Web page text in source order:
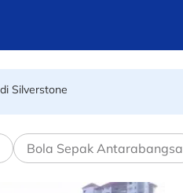
Harimau Malaya
Bola Sepak Antarabangsa